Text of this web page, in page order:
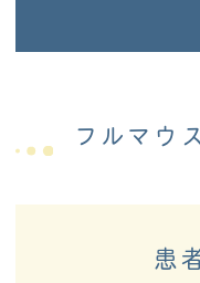
フルマウ
患